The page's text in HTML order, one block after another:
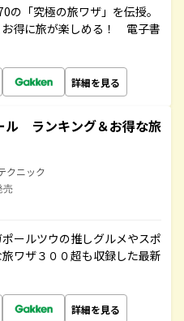
の「究極の旅ワザ」を伝授。
得に旅が楽しめる！ 電子書
詳細を見る
ル ランキング＆お得な旅
クニック
売
ールツウの推しグルメやスポ
ワザ３００超も収録した最新
詳細を見る